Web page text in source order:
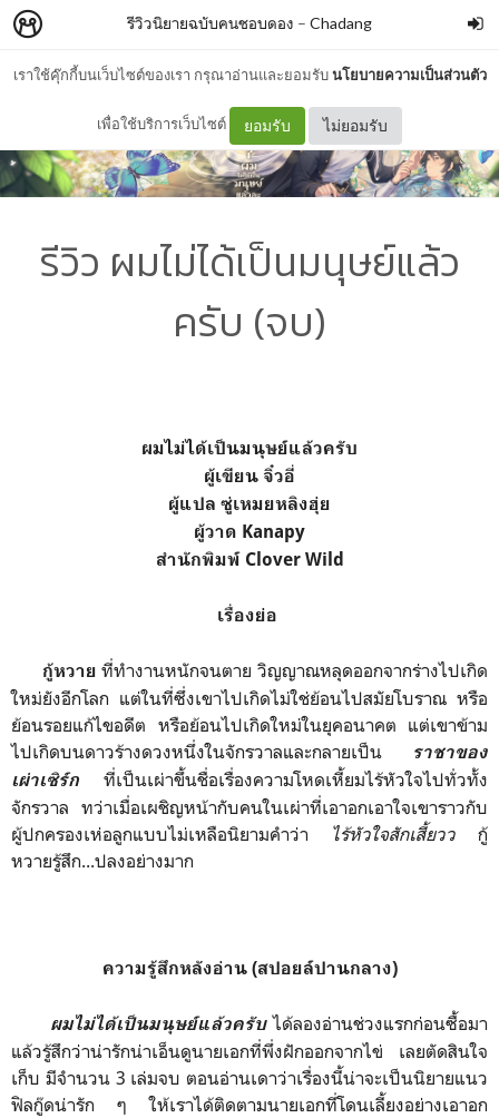
เราใช้คุ๊กกี้บนเว็บไซต์ของเรา กรุณาอ่านและยอมรับนโยบายความเป็นส่วนตัว
เพื่อใช้บริการเว็บไซต์ ยอมรับ ไม่ยอมรับ
รีวิวนิยายฉบับคนชอบดอง – Chadang
รีวิว ผมไม่ได้เป็นมนุษย์แล้ว
ครับ (จบ)
ผมไม่ได้เป็นมนุษย์แล้วครับ
ผู้เขียน จิ๋วอี่
ผู้แปล ซู่เหมยหลิงฮุ่ย
ผู้วาด Kanapy
สำนักพิมพ์ Clover Wild
เรื่องย่อ
กู้หวายที่ทำงานหนักจนตาย วิญญาณหลุดออกจากร่างไปเกิด
ใหม่ยังอีกโลก แต่ในที่ซึ่งเขาไปเกิดไม่ใช่ย้อนไปสมัยโบราณ หรือ
ย้อนรอยแก้ไขอดีต หรือย้อนไปเกิดใหม่ในยุคอนาคต แต่เขาข้าม
ไปเกิดบนดาวร้างดวงหนึ่งในจักรวาลและกลายเป็น
ราชาของ
เผ่าเซิร์ก ที่เป็นเผ่าขึ้นชื่อเรื่องความโหดเหี้ยมไร้หัวใจไปทั่วทั้ง
จักรวาล ทว่าเมื่อเผชิญหน้ากับคนในเผ่าที่เอาอกเอาใจเขาราวกับ
ผู้ปกครองเห่อลูกแบบไม่เหลือนิยามคำว่า ไร้หัวใจสักเสี้ยวว กู้
หวายรู้สึก...ปลงอย่างมาก
ความรู้สึกหลังอ่าน (สปอยล์ปานกลาง)
ผมไม่ได้เป็นมนุษย์แล้วครับได้ลองอ่านช่วงแรกก่อนซื้อมา
แล้วรู้สึกว่าน่ารักน่าเอ็นดูนายเอกที่พึ่งฝักออกจากไข่ เลยตัดสินใจ
เก็บ มีจำนวน 3 เล่มจบ ตอนอ่านเดาว่าเรื่องนี้น่าจะเป็นนิยายแนว
ฟิลกู๊ดน่ารัก ๆ ให้เราได้ติดตามนายเอกที่โดนเลี้ยงอย่างเอาอก